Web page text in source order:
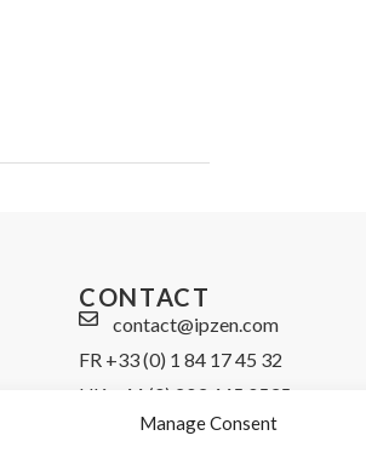
Manage Consent
CONTACT
contact@ipzen.com
FR +33 (0) 1 84 17 45 32
UK +44 (0) 203 445 0535